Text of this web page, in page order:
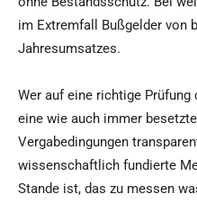
im Extremfall Bußgelder von
Jahresumsatzes.
Wer auf eine richtige
eine wie auch immer
Vergabedingungen
wissenschaftlich fundierte
Stande ist, das zu messen